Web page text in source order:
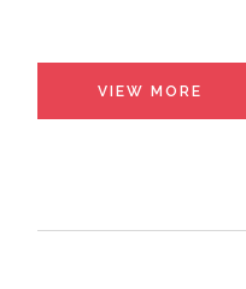
VIEW MORE